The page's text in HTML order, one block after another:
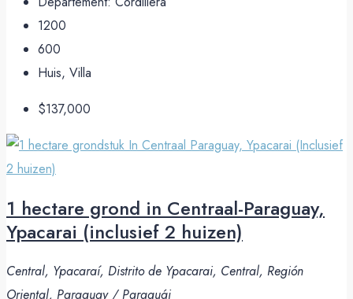
1200
600
Huis, Villa
$137,000
1 hectare grond in Centraal-Paraguay,
Ypacarai (inclusief 2 huizen)
Central, Ypacaraí, Distrito de Ypacarai, Central, Región
Oriental, Paraguay / Paraguái